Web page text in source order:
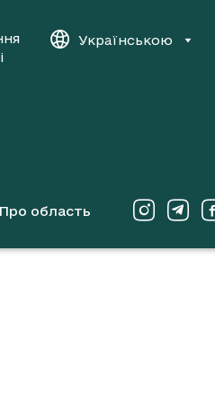
Українською
область